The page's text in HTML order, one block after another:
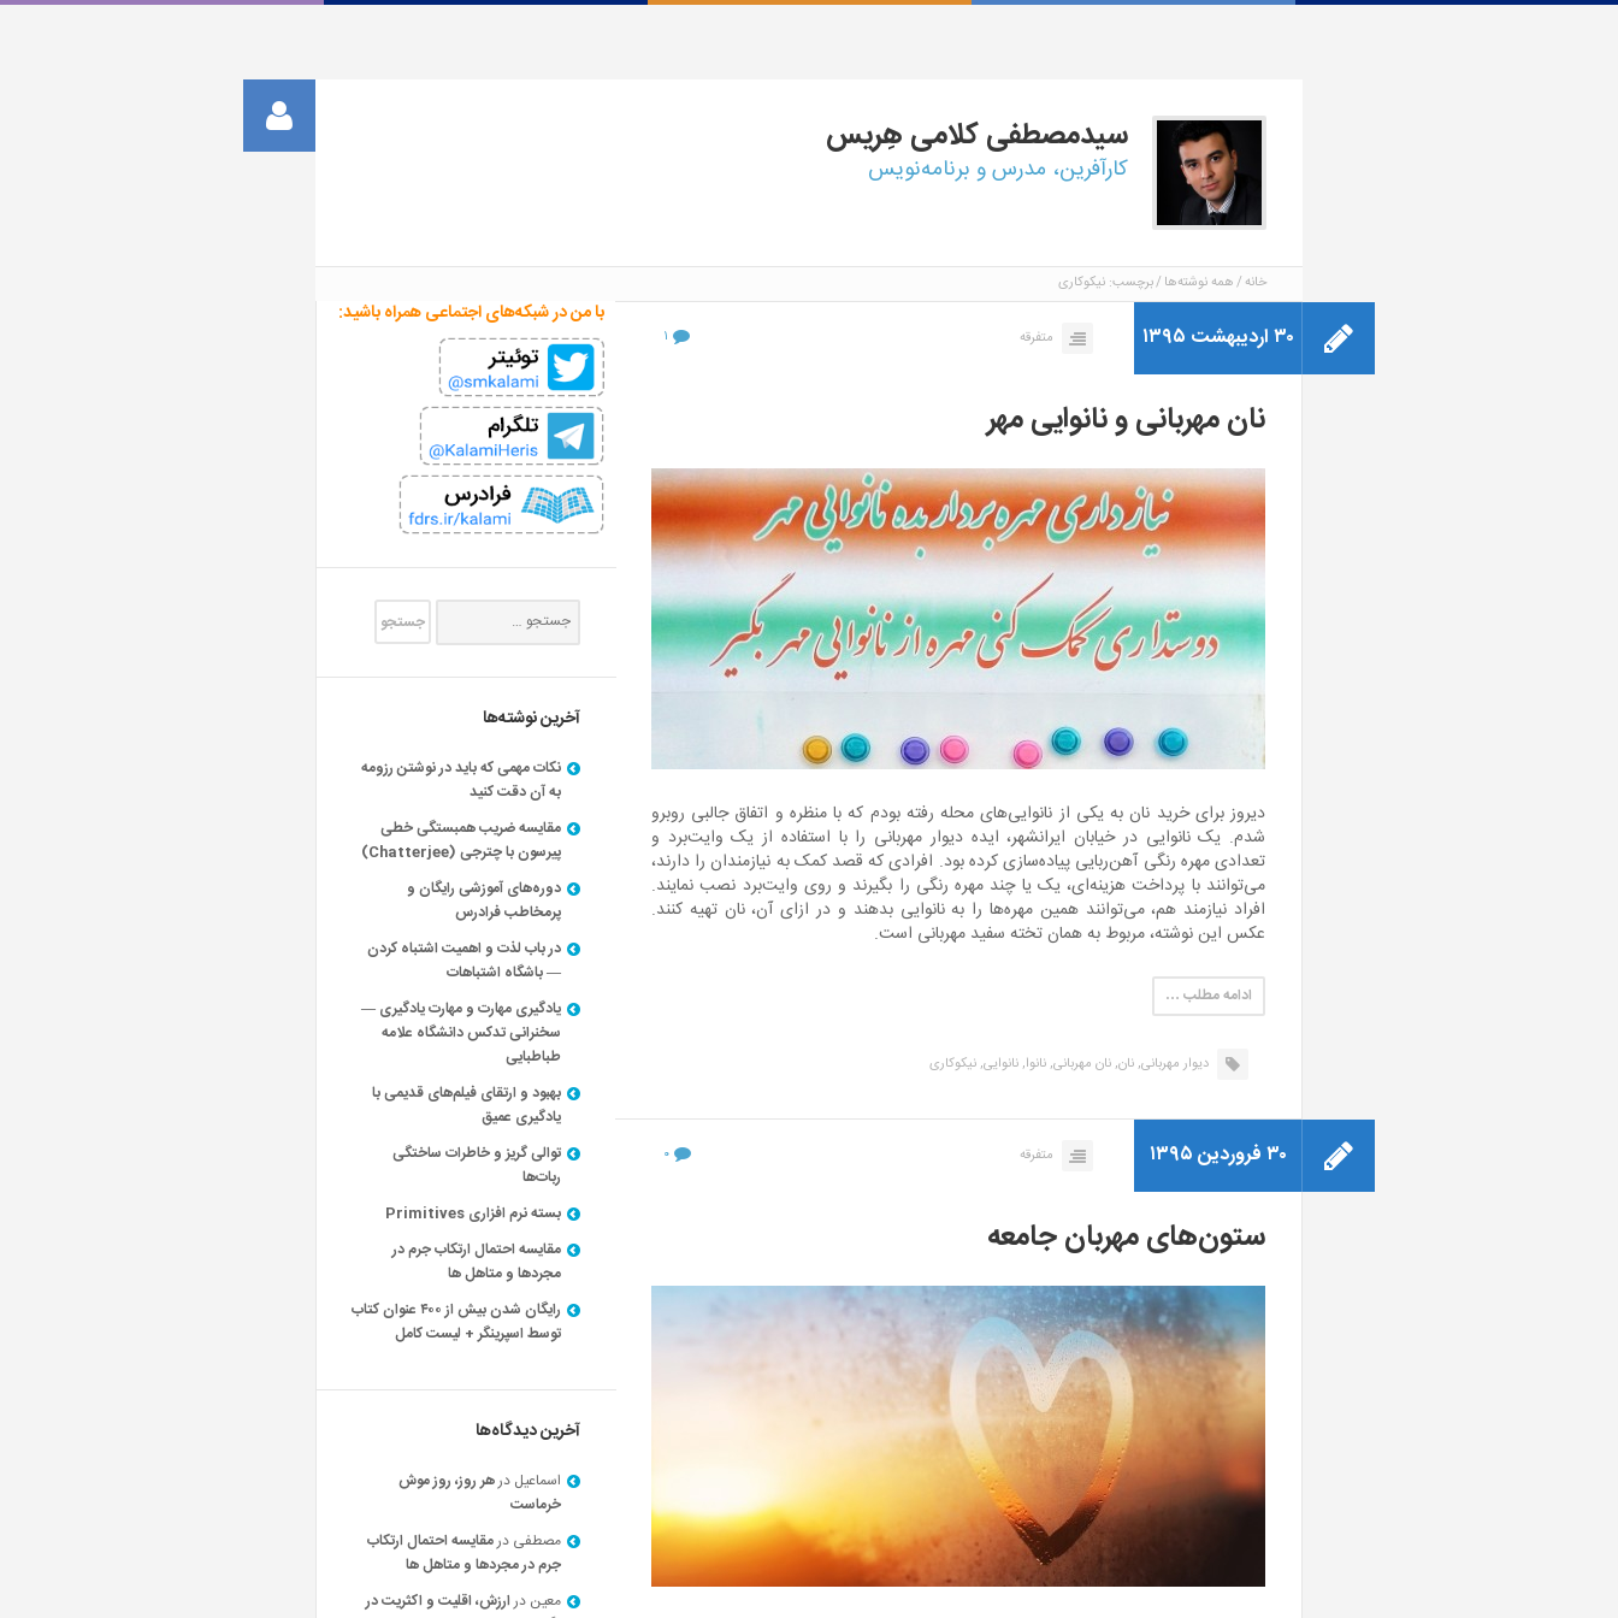
سیدمصطفیکلامی هِریس
کارآفرین، مدرس و برنامه‌نویس
خانه همه نوشته‌ها برچسب: نیکوکاری
۳۰ اردیبهشت ۱۳۹۵ متفرقه ۱
نان مهربانی و نانوایی مهر
دیروز برای خرید نان به یکی از نانوایی‌های محله رفته بودم که با منظره و اتفاق جالبی روبرو
شدم. یک نانوایی در خیابان ایرانشهر، ایده دیوار مهربانی را با استفاده از یک وایت‌برد و
تعدادی مهره رنگی آهن‌ربایی پیاده‌سازی کرده بود. افرادی که قصد کمک به نیازمندان را دارند،
می‌توانند با پرداخت هزینه‌ای، یک یا چند مهره رنگی را بگیرند و روی وایت‌برد نصب نمایند.
افراد نیازمند هم، می‌توانند همین مهره‌ها را به نانوایی بدهند و در ازای آن، نان تهیه کنند.
عکس این نوشته، مربوط به همان تخته سفید مهربانی است.
ادامه مطلب …
دیوار مهربانی,نان,نان مهربانی,نانوا,نانوایی,نیکوکاری
۳۰ فروردین ۱۳۹۵ متفرقه ۰
ستون‌های مهربان جامعه
با من در شبکه‌های اجتماعی همراه باشید:
آخرین نوشته‌ها
نکات مهمی که باید در نوشتن رزومه
به آن دقت کنید
مقایسه ضریب همبستگی خطی
پیرسون با چترجی (Chatterjee)
دوره‌های آموزشی رایگان و
پرمخاطب فرادرس
در باب لذت و اهمیت اشتباه کردن
— باشگاه اشتباهات
یادگیری مهارت و مهارت یادگیری —
سخنرانی تدکس دانشگاه علامه
طباطبایی
بهبود و ارتقای فیلم‌های قدیمی با
یادگیری عمیق
توالی گریز و خاطرات ساختگی
ربات‌ها
بسته نرم افزاری Primitives
مقایسه احتمال ارتکاب جرم در
مجردها و متاهل ها
رایگان شدن بیش از ۴۰۰ عنوان کتاب
توسط اسپرینگر + لیست کامل
آخرین دیدگاه‌ها
اسماعیل درهر روز، روز موش
خرماست
مصطفی درمقایسه احتمال ارتکاب
جرم در مجردها و متاهل ها
معین درارزش، اقلیت و اکثریت در